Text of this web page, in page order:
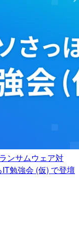
ンサムウェア対
勉強会 (仮) で登壇